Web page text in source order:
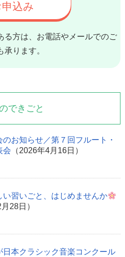
申込み
方は、お電話やメールでのご
承ります。
できごと
のお知らせ／第７回フルート・
会 （2026年4月16日）
い習いごと、はじめませんか
28日）
日本クラシック音楽コンクール